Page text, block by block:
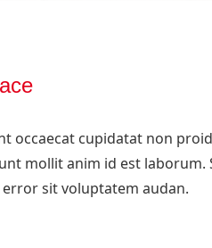
occaecat cupidatat non
mollit anim id est laborum.
sit voluptatem audan.